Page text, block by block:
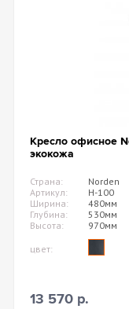
Кресло офисное
экокожа
Страна:
Norden
Артикул:
H-100
Ширина:
480мм
Глубина:
530мм
Высота:
970мм
цвет:
13 570 р.